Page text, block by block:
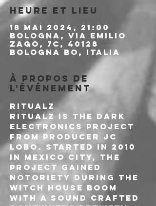
Heure et lieu
18 mai 2024, 21:00
Bologna, Via Emilio
Zago, 7c, 40128
Bologna BO, Italia
À propos de
l'événement
RITUALZ
Ritualz is the dark
electronics project
from producer JC
Lobo. Started in 2010
in Mexico City, the
project gained
notoriety during the
witch house boom
with a sound crafted